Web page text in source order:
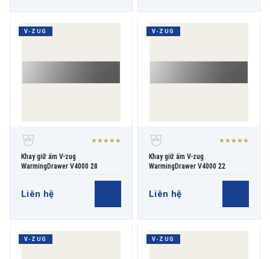
V-ZUG
★★★★★
Khay giữ ấm V-zug
WarmingDrawer V4000 28
Liên hệ
V-ZUG
★★★★★
Khay giữ ấm V-zug
WarmingDrawer V4000 22
Liên hệ
V-ZUG V-ZUG